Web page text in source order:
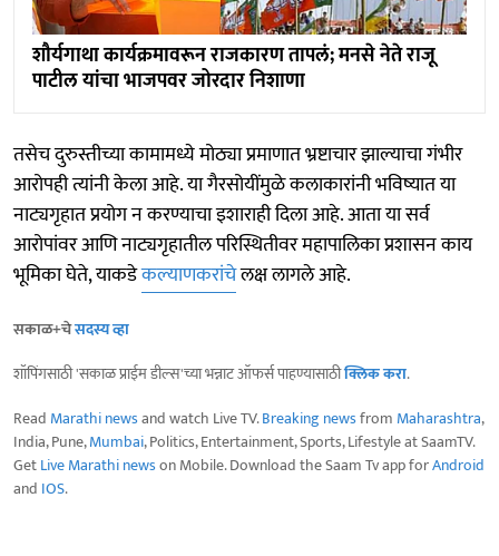
शौर्यगाथा कार्यक्रमावरून राजकारण तापलं; मनसे नेते राजू
पाटील यांचा भाजपवर जोरदार निशाणा
तसेच दुरुस्तीच्या कामामध्ये मोठ्या प्रमाणात भ्रष्टाचार झाल्याचा गंभीर
आरोपही त्यांनी केला आहे. या गैरसोयींमुळे कलाकारांनी भविष्यात या
नाट्यगृहात प्रयोग न करण्याचा इशाराही दिला आहे. आता या सर्व
आरोपांवर आणि नाट्यगृहातील परिस्थितीवर महापालिका प्रशासन काय
भूमिका घेते, याकडेकल्याणकरांचेलक्ष लागले आहे.
सकाळ+चेसदस्य व्हा
शॉपिंगसाठी 'सकाळ प्राईम डील्स'च्या भन्नाट ऑफर्स पाहण्यासाठीक्लिक करा.
Read Marathi newsand watch Live TV.Breaking newsfrom Maharashtra,
India, Pune,Mumbai, Politics, Entertainment, Sports, Lifestyle at SaamTV.
GetLive Marathi newson Mobile. Download the Saam Tv app forAndroid
and IOS.